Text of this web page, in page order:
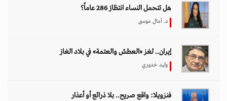
هل تتحمل النساء انتظارَ 286 عاماً؟
د. آمال موسى
إيران.. لغز «العطش والعتمة» في بلاد الغاز
وليد خدوري
فنزويلا: واقع صريح.. بلا ذرائع أو أعذار